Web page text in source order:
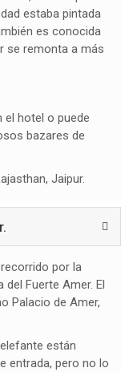
estaba pintada
es conocida
se remonta a más
el hotel o puede
bazares de
Jaipur.
por la
Fuerte Amer. El
Palacio de Amer,
están
entrada, pero no lo